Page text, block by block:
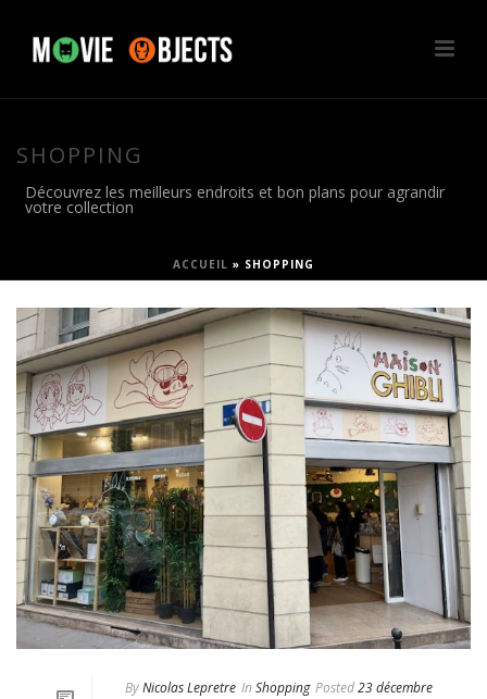
SHOPPING
Découvrez les meilleurs endroits et bon plans pour agrandir
votre collection
ACCUEIL » SHOPPING
ByNicolas Lepretre In Shopping Posted23 décembre